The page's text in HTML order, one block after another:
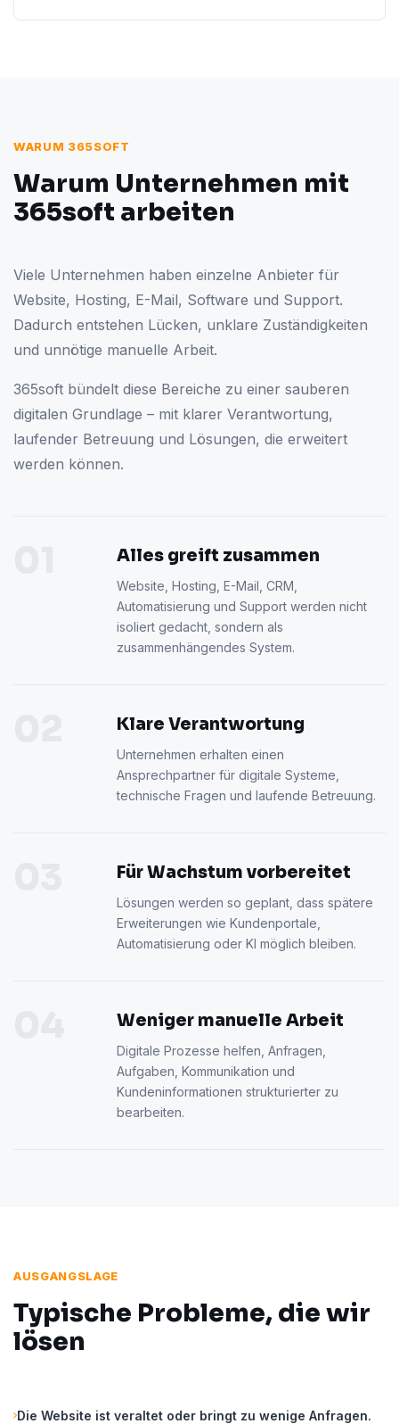
WARUM 365SOFT
Warum Unternehmen mit
365soft arbeiten
Viele Unternehmen haben einzelne Anbieter für
Website, Hosting, E-Mail, Software und Support.
Dadurch entstehen Lücken, unklare Zuständigkeiten
und unnötige manuelle Arbeit.
365soft bündelt diese Bereiche zu einer sauberen
digitalen Grundlage – mit klarer Verantwortung,
laufender Betreuung und Lösungen, die erweitert
werden können.
Alles greift zusammen
Website, Hosting, E-Mail, CRM,
Automatisierung und Support werden nicht
isoliert gedacht, sondern als
zusammenhängendes System.
Klare Verantwortung
Unternehmen erhalten einen
Ansprechpartner für digitale Systeme,
technische Fragen und laufende Betreuung.
Für Wachstum vorbereitet
Lösungen werden so geplant, dass spätere
Erweiterungen wie Kundenportale,
Automatisierung oder KI möglich bleiben.
Weniger manuelle Arbeit
Digitale Prozesse helfen, Anfragen,
Aufgaben, Kommunikation und
Kundeninformationen strukturierter zu
bearbeiten.
AUSGANGSLAGE
Typische Probleme, die wir
lösen
Die Website ist veraltet oder bringt zu wenige Anfragen.